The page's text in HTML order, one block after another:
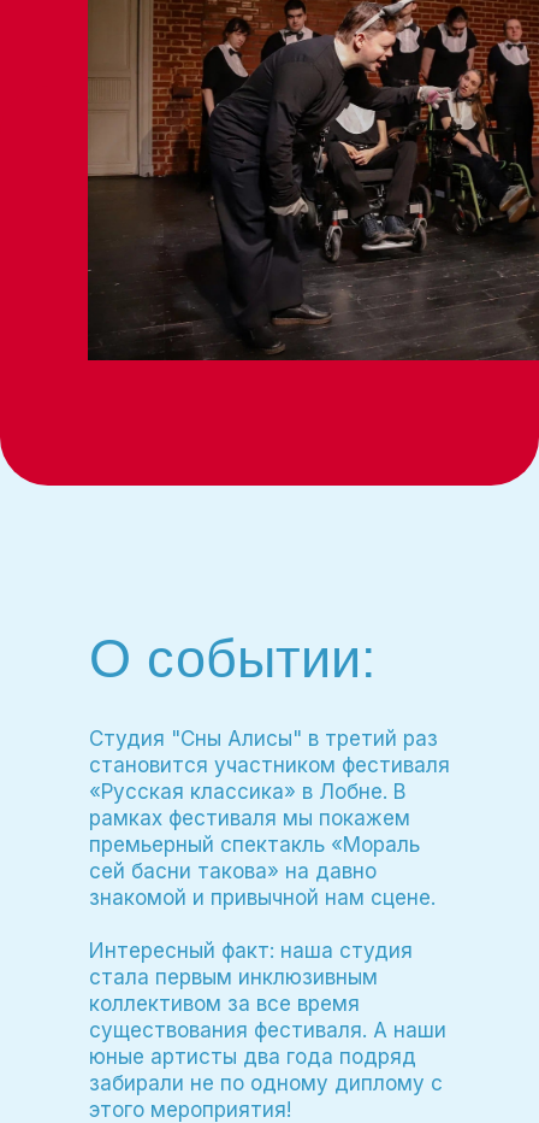
Студия "Сны Алисы" в третий раз
становится участником фестиваля
«Русская классика» в Лобне. В
рамках фестиваля мы покажем
премьерный спектакль «Мораль
сей басни такова» на давно
знакомой и привычной нам сцене.
Интересный факт: наша студия
стала первым инклюзивным
коллективом за все время
существования фестиваля. А наши
юные артисты два года подряд
забирали не по одному диплому с
этого мероприятия!
О событии: